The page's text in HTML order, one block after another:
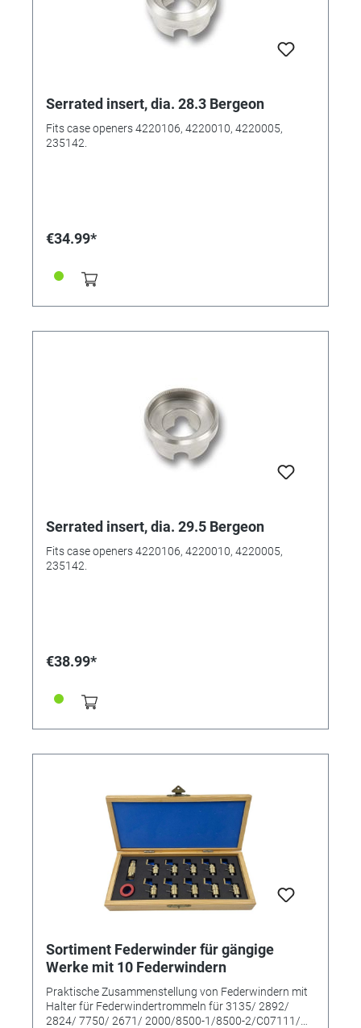
Serrated insert, dia. 28.3 Bergeon
Fits case openers 4220106, 4220010, 4220005,
235142.
€34.99*
Serrated insert, dia. 29.5 Bergeon
Fits case openers 4220106, 4220010, 4220005,
235142.
€38.99*
Sortiment Federwinder für gängige
Werke mit 10 Federwindern
Praktische Zusammenstellung von Federwindern mit
Halter für Federwindertrommeln für 3135/ 2892/
2824/ 7750/ 2671/ 2000/8500-1/8500-2/C07111/